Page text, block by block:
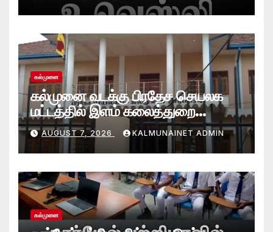
கல்முனை
கல்முனை வடக்கு பிரதேச செயலக
மட்டத்தில் இளம் கலைத்துறை
சாதனையாளர்களை உருவாக்கும்
தேசியஇளைஞர்விருது_விழா 2026
AUGUST 7, 2026 KALMUNAINET ADMIN
கல்முனை